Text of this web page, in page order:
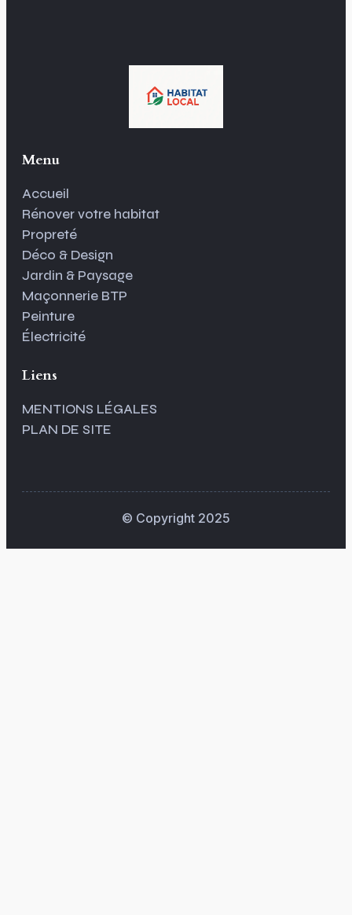
Menu
Accueil
Rénover votre habitat
Propreté
Déco & Design
Jardin & Paysage
Maçonnerie BTP
Peinture
Électricité
Liens
MENTIONS LÉGALES
PLAN DE SITE
© Copyright 2025